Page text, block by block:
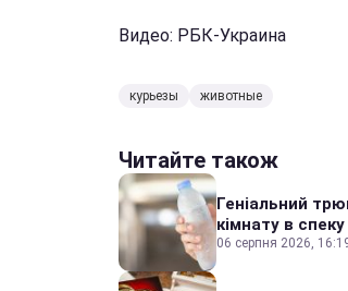
Видео: РБК-Украина
курьезы животные
Читайте також
Геніальний
кімнату в
06 серпня 2026,